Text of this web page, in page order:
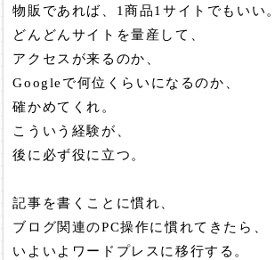
物販であれば、1商品1サイトでもいい。
どんどんサイトを量産して、
アクセスが来るのか、
Googleで何位くらいになるのか、
確かめてくれ。
こういう経験が、
後に必ず役に立つ。
記事を書くことに慣れ、
ブログ関連のPC操作に慣れてきたら、
いよいよワードプレスに移行する。